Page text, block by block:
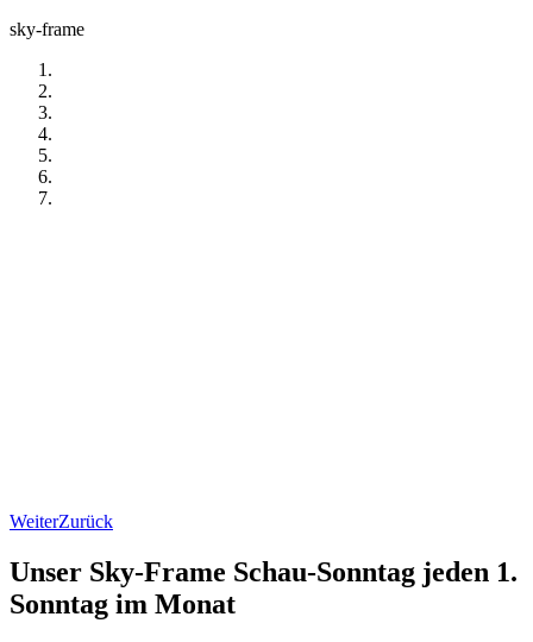
sky-frame
WeiterZurück
Unser Sky-Frame Schau-Sonntag jeden 1.
Sonntag im Monat